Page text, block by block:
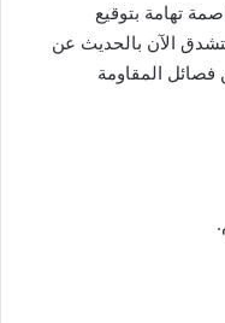
تهامة بتوقيع
الآن بالحديث عن
فصائل المقاومة